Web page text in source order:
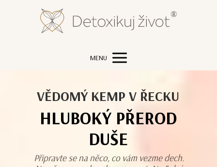
MENU
VĚDOMÝ KEMP V ŘECKU
HLUBOKÝ PŘEROD
DUŠE
Připravte se na něco, co vám vezme dech.